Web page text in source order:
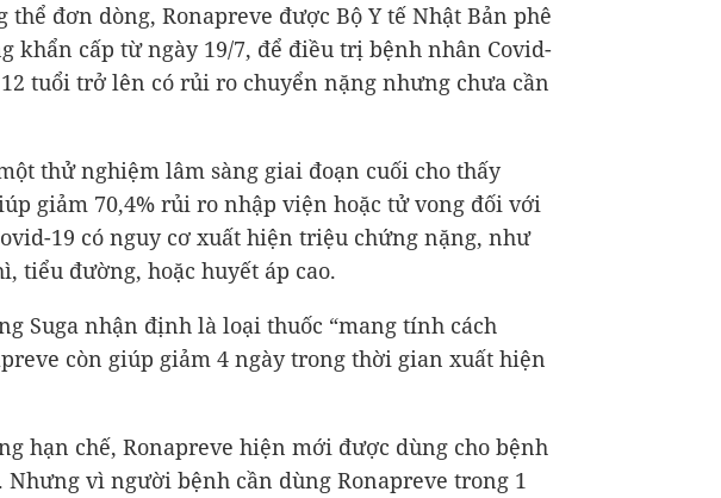
thể đơn dòng, Ronapreve được Bộ Y tế Nhật Bản phê
khẩn cấp từ ngày 19/7, để điều trị bệnh nhân Covid-
tuổi trở lên có rủi ro chuyển nặng nhưng chưa cần
thử nghiệm lâm sàng giai đoạn cuối cho thấy
giảm 70,4% rủi ro nhập viện hoặc tử vong đối với
19 có nguy cơ xuất hiện triệu chứng nặng, như
tiểu đường, hoặc huyết áp cao.
Suga nhận định là loại thuốc “mang tính cách
còn giúp giảm 4 ngày trong thời gian xuất hiện
hạn chế, Ronapreve hiện mới được dùng cho bệnh
vì người bệnh cần dùng Ronapreve trong 1